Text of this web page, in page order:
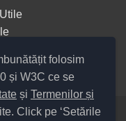
folosim
și W3C ce se
și Termenilor și
Click pe ‘Setările